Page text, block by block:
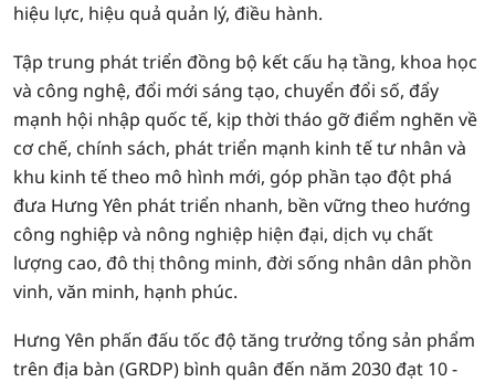
hiệu lực, hiệu quả quản lý, điều hành.
Tập trung phát triển đồng bộ kết cấu hạ tầng, khoa học
và công nghệ, đổi mới sáng tạo, chuyển đổi số, đẩy
mạnh hội nhập quốc tế, kịp thời tháo gỡ điểm nghẽn về
cơ chế, chính sách, phát triển mạnh kinh tế tư nhân và
khu kinh tế theo mô hình mới, góp phần tạo đột phá
đưa Hưng Yên phát triển nhanh, bền vững theo hướng
công nghiệp và nông nghiệp hiện đại, dịch vụ chất
lượng cao, đô thị thông minh, đời sống nhân dân phồn
vinh, văn minh, hạnh phúc.
Hưng Yên phấn đấu tốc độ tăng trưởng tổng sản phẩm
trên địa bàn (GRDP) bình quân đến năm 2030 đạt 10 -